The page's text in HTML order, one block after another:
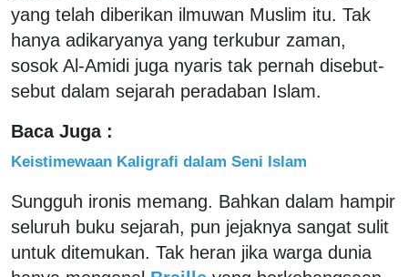
yang telah diberikan ilmuwan Muslim itu. Tak
hanya adikaryanya yang terkubur zaman,
sosok Al-Amidi juga nyaris tak pernah disebut-
sebut dalam sejarah peradaban Islam.
Baca Juga :
Keistimewaan Kaligrafi dalam Seni Islam
Sungguh ironis memang. Bahkan dalam hampir
seluruh buku sejarah, pun jejaknya sangat sulit
untuk ditemukan. Tak heran jika warga dunia